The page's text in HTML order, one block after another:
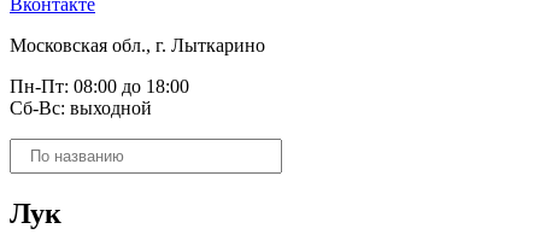
Вконтакте
Московская обл., г. Лыткарино
Пн-Пт: 08:00 до 18:00
Сб-Вс: выходной
Поиск
товаров
Лук